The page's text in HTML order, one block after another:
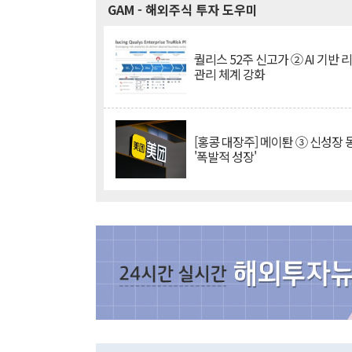
GAM - 해외주식 투자 도우미
퀄리스 52주 신고가 ② AI 기반
관리 체계 강화
[홍콩 대장주] 메이퇀 ③ 신성장
'폭발적 성장'